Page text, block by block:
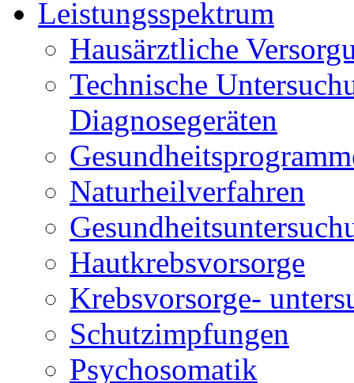
Leistungsspektrum
Hausärztliche
Technische
Diagnosegeräten
Naturheilverfahren
Hautkrebsvorsorge
Krebsvorsorge-
Schutzimpfungen
Psychosomatik